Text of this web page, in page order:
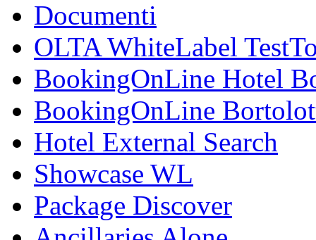
Documenti
OLTA WhiteLabel
BookingOnLine Hotel
BookingOnLine
Hotel External Search
Showcase WL
Package Discover